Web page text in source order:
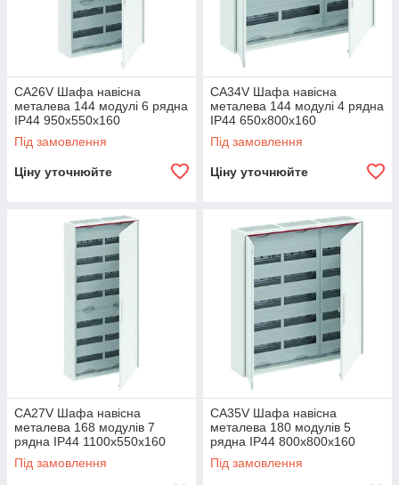
CA26V Шафа навісна
металева 144 модулі 6 рядна
IP44 950х550х160
2CPX052187R9999
Під замовлення
Ціну уточнюйте
CA34V Шафа навісна
металева 144 модулі 4 рядна
IP44 650х800х160
2CPX052190R9999
Під замовлення
Ціну уточнюйте
CA27V Шафа навісна
металева 168 модулів 7
рядна IP44 1100х550х160
2CPX052188R9999
Під замовлення
CA35V Шафа навісна
металева 180 модулів 5
рядна IP44 800х800х160
2CPX052191R9999
Під замовлення